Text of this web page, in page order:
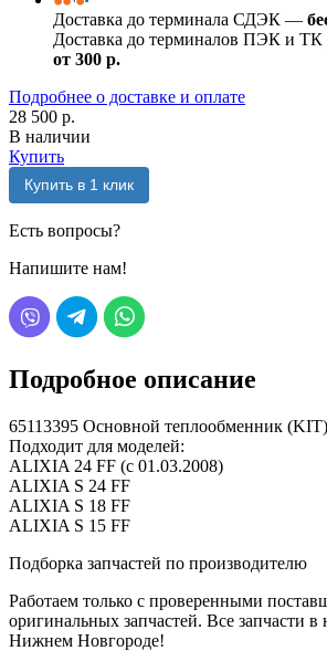
Доставка до терминала СДЭК —
Доставка до терминалов ПЭК и
от 300 р.
Подробнее о доставке и оплате
28 500 р.
В наличии
Купить
Купить в 1 клик
Есть вопросы?
Напишите нам!
Подробное описание
65113395 Основной теплообменник
Подходит для моделей:
ALIXIA 24 FF (с 01.03.2008)
ALIXIA S 24 FF
ALIXIA S 18 FF
ALIXIA S 15 FF
Подборка запчастей по производителю
Работаем только с проверенными
оригинальных запчастей. Все запчасти в
Нижнем Новгороде!